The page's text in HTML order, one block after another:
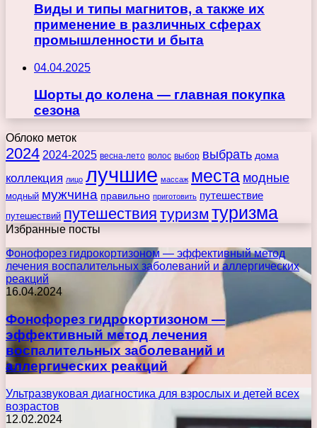
Виды и типы магнитов, а также их
применение в различных сферах
промышленности и быта
04.04.2025
Шорты до колена — главная покупка
сезона
Облоко меток
2024 2024-2025 весна-лето волос выбор выбрать дома
коллекция лицо лучшие массаж места модные
модный мужчина правильно приготовить путешествие
путешествий путешествия туризм туризма
Избранные посты
Фонофорез гидрокортизоном — эффективный метод
лечения воспалительных заболеваний и аллергических
реакций
16.04.2024
Фонофорез гидрокортизоном —
эффективный метод лечения
воспалительных заболеваний и
аллергических реакций
Ультразвуковая диагностика для взрослых и детей всех
возрастов
12.02.2024